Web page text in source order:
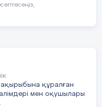
құралған
мен оқушылары